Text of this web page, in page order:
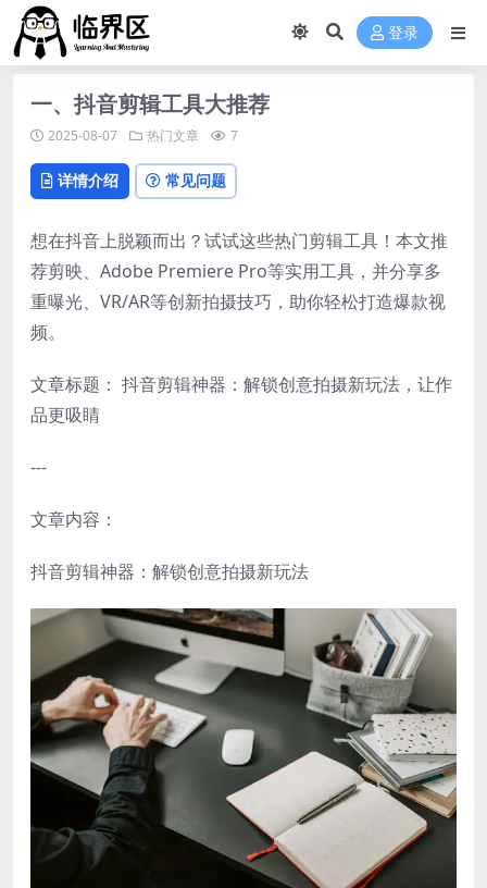
登录
一、抖音剪辑工具大推荐
2025-08-07 热门文章 7
详情介绍 常见问题
想在抖音上脱颖而出？试试这些热门剪辑工具！本文推
荐剪映、Adobe Premiere Pro等实用工具，并分享多
重曝光、VR/AR等创新拍摄技巧，助你轻松打造爆款视
频。
文章标题： 抖音剪辑神器：解锁创意拍摄新玩法，让作
品更吸睛
---
文章内容：
抖音剪辑神器：解锁创意拍摄新玩法